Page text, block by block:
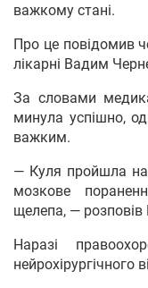
важкому стані.
Про це повідомив
лікарні Вадим
За словами
минула успішно,
важким.
— Куля пройшла
мозкове
щелепа, —
Наразі
нейрохірургічного